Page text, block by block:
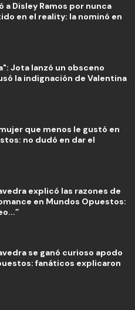
Disley Ramos por nunca
en el reality: la nominó en
Jota lanzó un obsceno
la indignación de Valentina
que menos le gustó en
no dudó en dar el
explicó las razones de
en Mundos Opuestos:
se ganó curioso apodo
fanáticos explicaron